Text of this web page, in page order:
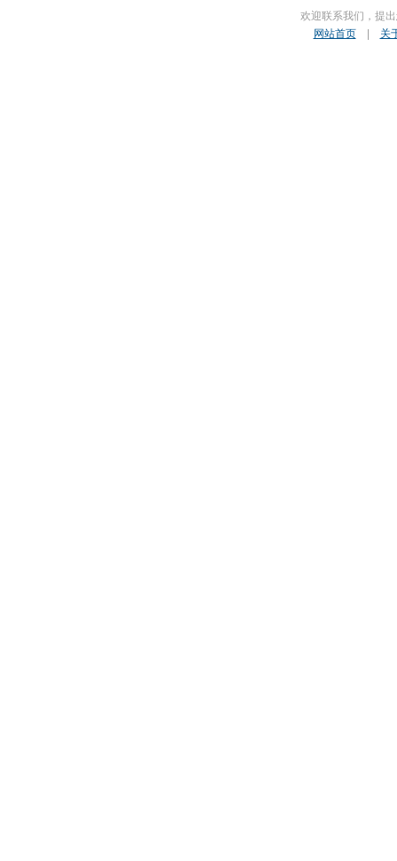
欢迎联系我们，提
网站首页| 关